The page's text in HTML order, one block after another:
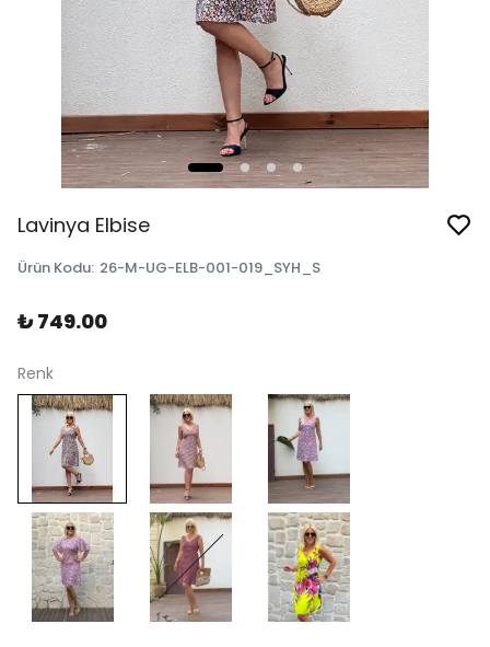
Lavinya Elbise
Ürün Kodu: 26-M-UG-ELB-001-019_SYH_S
₺ 749.00
Renk